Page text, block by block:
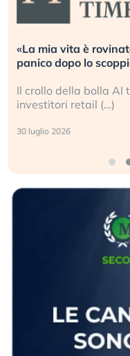
Investitori in preda al
bolla AI
il Kospi, mentre gli